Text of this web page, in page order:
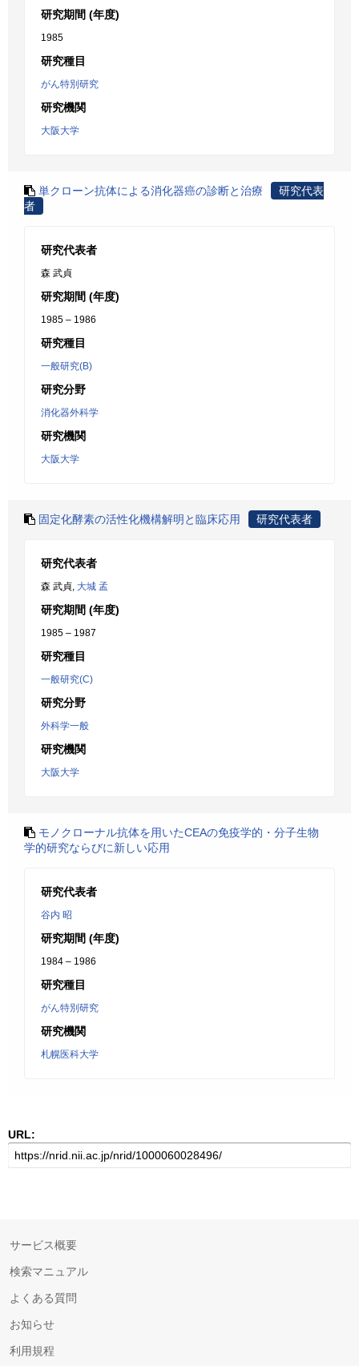
研究期間 (年度)
1985
研究種目
がん特別研究
研究機関
大阪大学
単クローン抗体による消化器癌の診断と治療
研究代表
者
研究代表者
森 武貞
研究期間 (年度)
1985 – 1986
研究種目
一般研究(B)
研究分野
消化器外科学
研究機関
大阪大学
固定化酵素の活性化機構解明と臨床応用 研究代表者
研究代表者
森 武貞, 大城 孟
研究期間 (年度)
1985 – 1987
研究種目
一般研究(C)
研究分野
外科学一般
研究機関
大阪大学
モノクローナル抗体を用いたCEAの免疫学的・分子生物
学的研究ならびに新しい応用
研究代表者
谷内 昭
研究期間 (年度)
1984 – 1986
研究種目
がん特別研究
研究機関
札幌医科大学
URL:
サービス概要
検索マニュアル
よくある質問
お知らせ
利用規程